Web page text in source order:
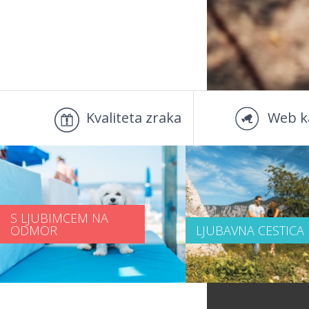
Kvaliteta zraka Web
S LJUBIMCEM NA
ODMOR LJUBAVNA CESTICA